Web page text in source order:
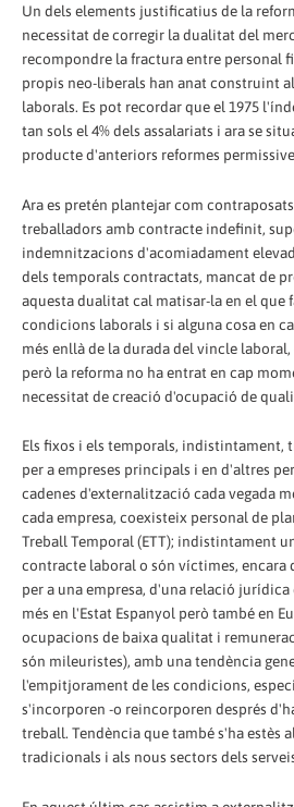
Un dels elements justificatius de la
necessitat de corregir la dualitat del
recompondre la fractura entre personal
propis neo-liberals han anat construint
laborals. Es pot recordar que el 1975
tan sols el 4% dels assalariats i ara se
producte d'anteriors reformes
Ara es pretén plantejar com
treballadors amb contracte indefinit,
indemnitzacions d'acomiadament
dels temporals contractats, mancat de
aquesta dualitat cal matisar-la en el que
condicions laborals i si alguna cosa en
més enllà de la durada del vincle
però la reforma no ha entrat en cap
necessitat de creació d'ocupació de
Els fixos i els temporals, indistintament,
per a empreses principals i en d'altres
cadenes d'externalització cada vegada
cada empresa, coexisteix personal de
Treball Temporal (ETT); indistintament
contracte laboral o són víctimes, encara
per a una empresa, d'una relació
més en l'Estat Espanyol però també en
ocupacions de baixa qualitat i
són mileuristes), amb una tendència
l'empitjorament de les condicions,
s'incorporen -o reincorporen després
treball. Tendència que també s'ha estès
tradicionals i als nous sectors dels